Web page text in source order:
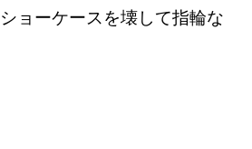
ョーケースを壊して指輪な